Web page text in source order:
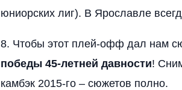
юниорских лиг). В Ярославле
8. Чтобы этот плей-офф дал нам
победы 45-летней давности!
камбэк 2015-го – сюжетов полно.